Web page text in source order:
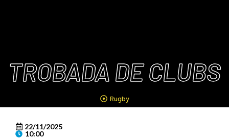
TROBADA DE CLUBS
Rugby
22/11/2025
10:00